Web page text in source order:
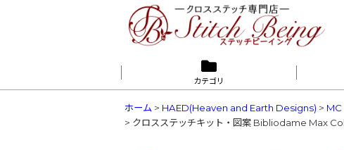
カテゴリ
ホーム > HAED(Heaven and Earth Designs) > MC
> クロスステッチキット・図案 Bibliodame Max